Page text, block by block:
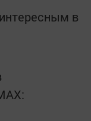
в